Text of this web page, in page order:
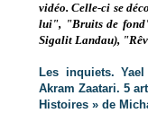
vidéo. Celle-ci se
lui", "Bruits de
Sigalit Landau),
Les inquiets.
Akram Zaatari. 5
Histoires » de